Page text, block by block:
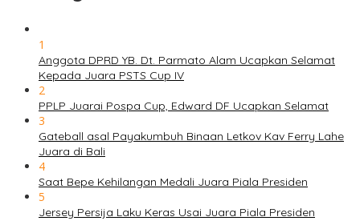
1
Anggota DPRD YB. Dt. Parmato Alam Ucapkan Selamat
Kepada Juara PSTS Cup IV
2
PPLP Juarai Pospa Cup, Edward DF Ucapkan Selamat
3
Gateball asal Payakumbuh Binaan Letkov Kav Ferry Lahe
Juara di Bali
4
Saat Bepe Kehilangan Medali Juara Piala Presiden
5
Jersey Persija Laku Keras Usai Juara Piala Presiden